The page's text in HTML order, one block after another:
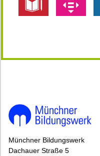
Münchner Bildungswerk
Dachauer Straße 5